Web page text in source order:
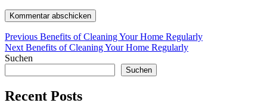
Beitragsnavigation
Previous Previous
post:
Benefits of Cleaning Your Home Regularly
Next Next
post:
Benefits of Cleaning Your Home Regularly
Suchen
Suchen
Recent Posts